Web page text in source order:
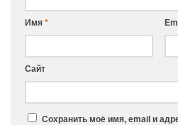
Имя *
Сайт
Сохранить моё имя, email и